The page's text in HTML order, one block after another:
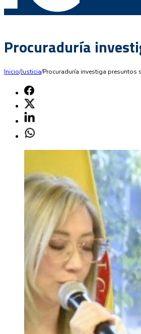
Procuraduría
Inicio/Justicia/Procuraduría investiga presuntos